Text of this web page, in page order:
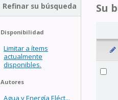
Refinar su búsqueda
Disponibilidad
Limitar a ítems
actualmente
disponibles.
Autores
Agua y Energía Eléct...
Su